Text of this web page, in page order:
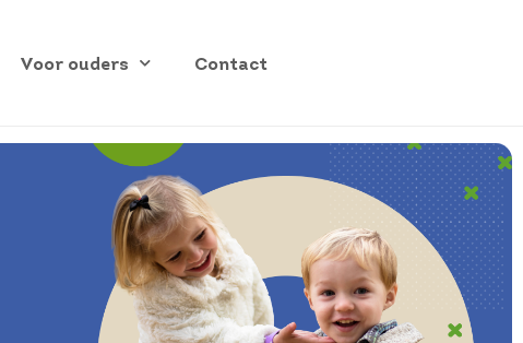
Voor ouders Contact